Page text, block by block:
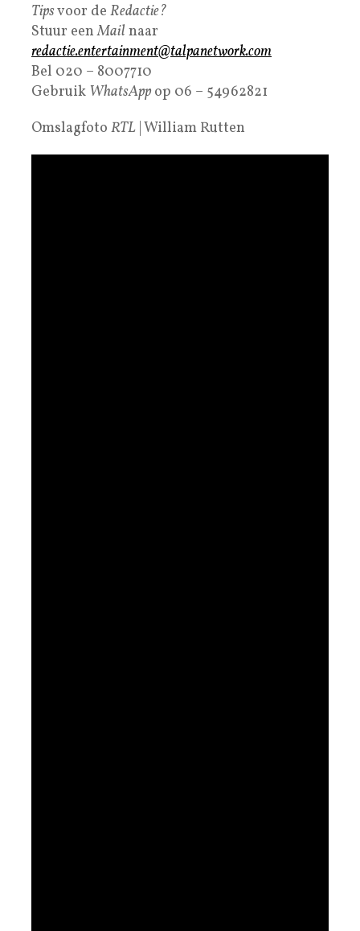
Tipsvoor de Redactie?
Stuur eenMail naar
redactie.entertainment@talpanetwork.com
Bel 020 – 8007710
Gebruik WhatsApp op 06 – 54962821
Omslagfoto RTL | William Rutten